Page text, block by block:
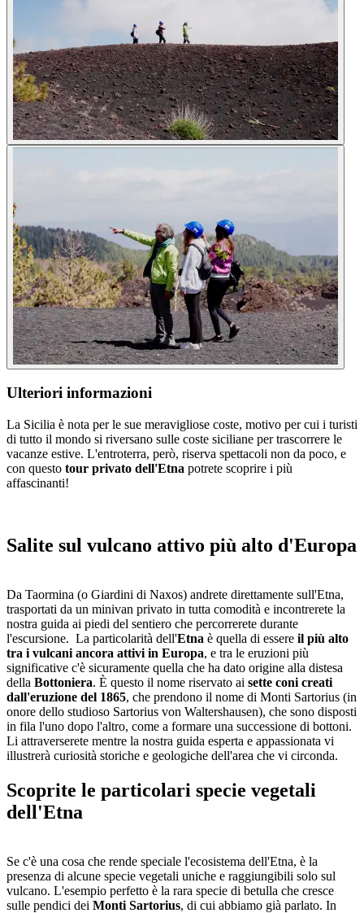
Ulteriori informazioni
La Sicilia è nota per le sue meravigliose coste, motivo per cui i turisti
di tutto il mondo si riversano sulle coste siciliane per trascorrere le
vacanze estive. L'entroterra, però, riserva spettacoli non da poco, e
con questo tour privato dell'Etna potrete scoprire i più
affascinanti!
Salite sul vulcano attivo più alto d'Europa
Da Taormina (o Giardini di Naxos) andrete direttamente sull'Etna,
trasportati da un minivan privato in tutta comodità e incontrerete la
nostra guida ai piedi del sentiero che percorrerete durante
l'escursione. La particolarità dell'Etna è quella di essere il più alto
tra i vulcani ancora attivi in Europa, e tra le eruzioni più
significative c'è sicuramente quella che ha dato origine alla distesa
della Bottoniera. È questo il nome riservato ai sette coni creati
dall'eruzione del 1865, che prendono il nome di Monti Sartorius (in
onore dello studioso Sartorius von Waltershausen), che sono disposti
in fila l'uno dopo l'altro, come a formare una successione di bottoni.
Li attraverserete mentre la nostra guida esperta e appassionata vi
illustrerà curiosità storiche e geologiche dell'area che vi circonda.
Scoprite le particolari specie vegetali
dell'Etna
Se c'è una cosa che rende speciale l'ecosistema dell'Etna, è la
presenza di alcune specie vegetali uniche e raggiungibili solo sul
vulcano. L'esempio perfetto è la rara specie di betulla che cresce
sulle pendici dei Monti Sartorius, di cui abbiamo già parlato. In